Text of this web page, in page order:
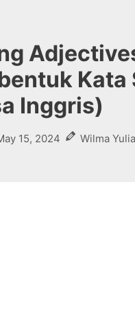
Kata
Inggris)
15, 2024 Wilma Yulia